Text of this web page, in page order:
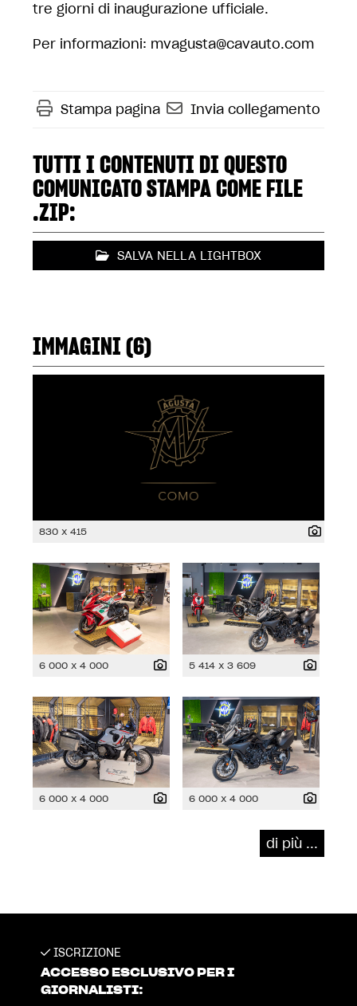
tre giorni di inaugurazione ufficiale.
Per informazioni: mvagusta@cavauto.com
Stampa pagina Invia collegamento
TUTTI I CONTENUTI DI QUESTO
COMUNICATO STAMPA COME FILE
.ZIP:
SALVA NELLA LIGHTBOX
IMMAGINI (6)
830 x 415
6 000 x 4 000 5 414 x 3 609
6 000 x 4 000 6 000 x 4 000
di più ...
ISCRIZIONE
ACCESSO ESCLUSIVO PER I
GIORNALISTI: